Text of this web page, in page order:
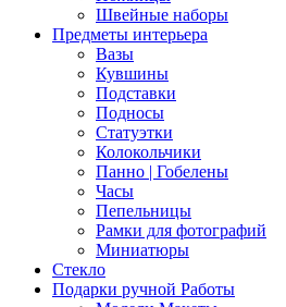
Швейные наборы
Предметы интерьера
Вазы
Кувшины
Подставки
Подносы
Статуэтки
Колокольчики
Панно | Гобелены
Часы
Пепельницы
Рамки для фотографий
Миниатюры
Стекло
Подарки ручной Работы